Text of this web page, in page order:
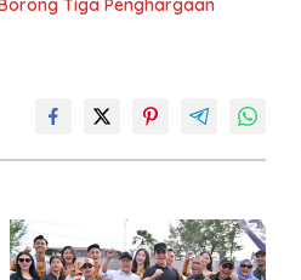
Tiga Penghargaan